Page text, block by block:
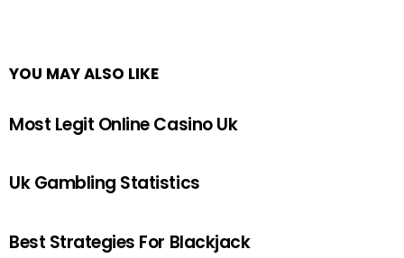
YOU MAY ALSO LIKE
Most Legit Online Casino Uk
Uk Gambling Statistics
Best Strategies For Blackjack